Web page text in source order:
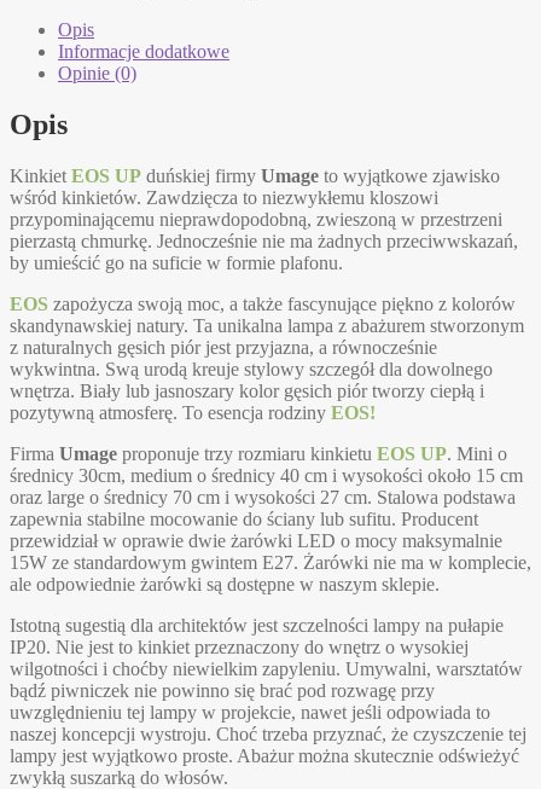
Opis
Informacje dodatkowe
Opinie (0)
Opis
Kinkiet EOS UP duńskiej firmy Umage to wyjątkowe zjawisko
wśród kinkietów. Zawdzięcza to niezwykłemu kloszowi
przypominającemu nieprawdopodobną, zwieszoną w przestrzeni
pierzastą chmurkę. Jednocześnie nie ma żadnych przeciwwskazań,
by umieścić go na suficie w formie plafonu.
EOS zapożycza swoją moc, a także fascynujące piękno z kolorów
skandynawskiej natury. Ta unikalna lampa z abażurem stworzonym
z naturalnych gęsich piór jest przyjazna, a równocześnie
wykwintna. Swą urodą kreuje stylowy szczegół dla dowolnego
wnętrza. Biały lub jasnoszary kolor gęsich piór tworzy ciepłą i
pozytywną atmosferę. To esencja rodziny EOS!
Firma Umage proponuje trzy rozmiaru kinkietu EOS UP. Mini o
średnicy 30cm, medium o średnicy 40 cm i wysokości około 15 cm
oraz large o średnicy 70 cm i wysokości 27 cm. Stalowa podstawa
zapewnia stabilne mocowanie do ściany lub sufitu. Producent
przewidział w oprawie dwie żarówki LED o mocy maksymalnie
15W ze standardowym gwintem E27. Żarówki nie ma w komplecie,
ale odpowiednie żarówki są dostępne w naszym sklepie.
Istotną sugestią dla architektów jest szczelności lampy na pułapie
IP20. Nie jest to kinkiet przeznaczony do wnętrz o wysokiej
wilgotności i choćby niewielkim zapyleniu. Umywalni, warsztatów
bądź piwniczek nie powinno się brać pod rozwagę przy
uwzględnieniu tej lampy w projekcie, nawet jeśli odpowiada to
naszej koncepcji wystroju. Choć trzeba przyznać, że czyszczenie tej
lampy jest wyjątkowo proste. Abażur można skutecznie odświeżyć
zwykłą suszarką do włosów.